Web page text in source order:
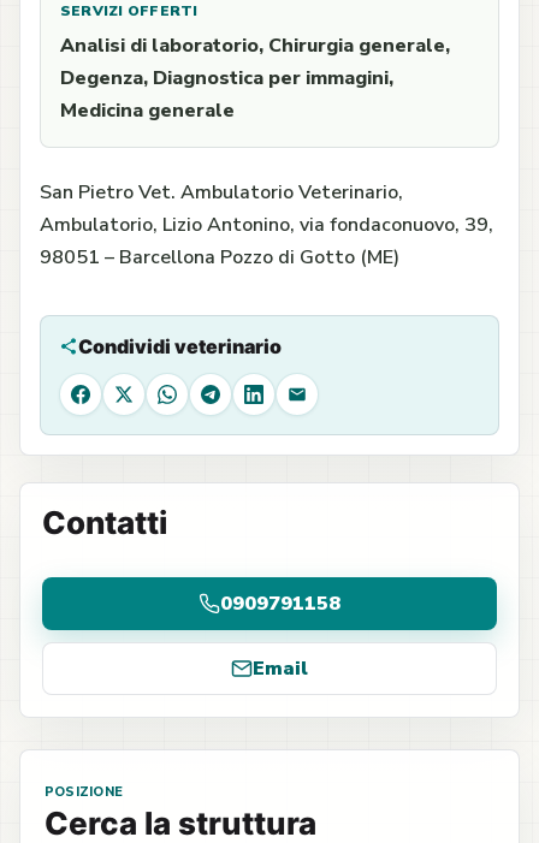
SERVIZI OFFERTI
Analisi di laboratorio, Chirurgia generale,
Degenza, Diagnostica per immagini,
Medicina generale
San Pietro Vet. Ambulatorio Veterinario,
Ambulatorio, Lizio Antonino, via fondaconuovo, 39,
98051 – Barcellona Pozzo di Gotto (ME)
Condividi veterinario
Facebook
X WhatsAppTelegram
LinkedIn
Email
Contatti
0909791158
Email
POSIZIONE
Cerca la struttura